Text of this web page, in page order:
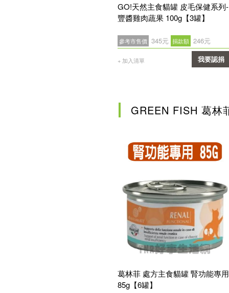
GO!天然主食貓罐 皮毛保健系列-
豐醬雞肉蔬果 100g【3罐】
參考市售價 345元 捐款額 246元
+ 加入清單 我要認捐
GREEN FISH 葛林
葛林菲 處方主食貓罐 腎功能專用
85g【6罐】